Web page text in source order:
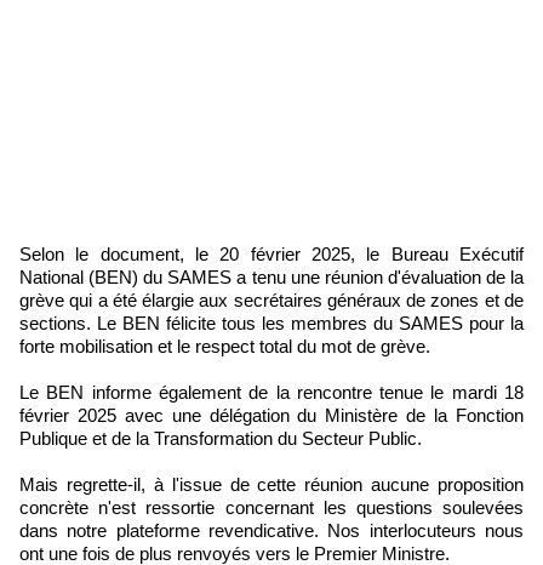
Selon le document, le 20 février 2025, le Bureau Exécutif
National (BEN) du SAMES a tenu une réunion d'évaluation de la
grève qui a été élargie aux secrétaires généraux de zones et de
sections. Le BEN félicite tous les membres du SAMES pour la
forte mobilisation et le respect total du mot de grève.
Le BEN informe également de la rencontre tenue le mardi 18
février 2025 avec une délégation du Ministère de la Fonction
Publique et de la Transformation du Secteur Public.
Mais regrette-il, à l'issue de cette réunion aucune proposition
concrète n'est ressortie concernant les questions soulevées
dans notre plateforme revendicative. Nos interlocuteurs nous
ont une fois de plus renvoyés vers le Premier Ministre.